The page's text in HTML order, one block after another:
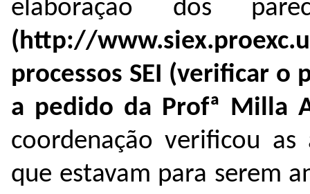
elaboração dos
(http://
processos SEI (verificar o
a pedido da Profª Milla
coordenação verificou as
que estavam para serem